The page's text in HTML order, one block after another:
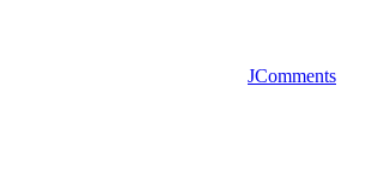
JComments